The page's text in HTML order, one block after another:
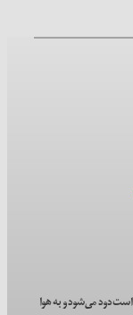
دود می‌شود و به هوا